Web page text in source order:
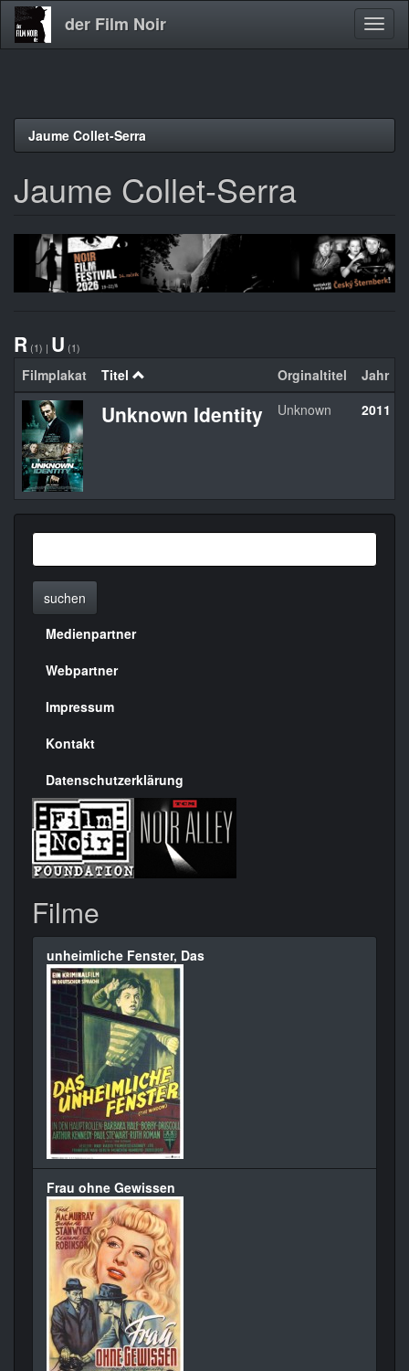
Direkt
der Film Noir
Jaume Collet-Serra
Jaume Collet-Serra
R (1) | U (1)
Filmplakat Titel Orginaltitel Jahr
Unknown Identity Unknown 2011
suchen
Menülinks
rechte
Seite
Medienpartner
Webpartner
Impressum
Kontakt
Datenschutzerklärung
Filme
unheimliche Fenster, Das
Frau ohne Gewissen